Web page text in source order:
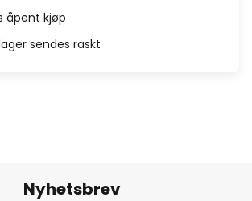
åpent kjøp
sendes raskt
Nyhetsbrev